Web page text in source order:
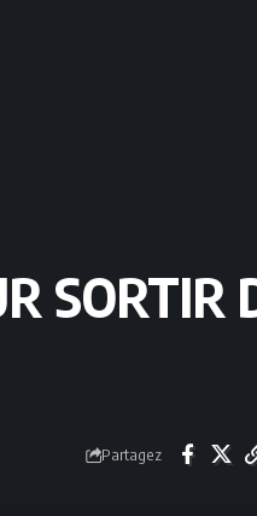
SORTIR
Partagez